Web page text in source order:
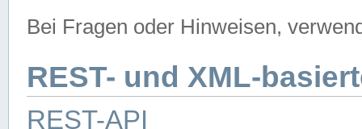
Bei Fragen oder Hinweisen,
REST- und XML-
REST-API